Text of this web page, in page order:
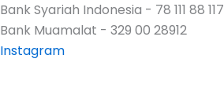
Bank Syariah Indonesia - 78 111 88 117
Bank Muamalat - 329 00 28912
Instagram